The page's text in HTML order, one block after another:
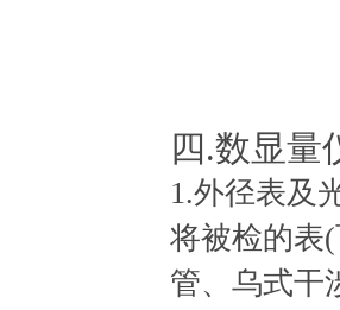
四.数显量
1.外径表及
将被检的表(百
管、乌式